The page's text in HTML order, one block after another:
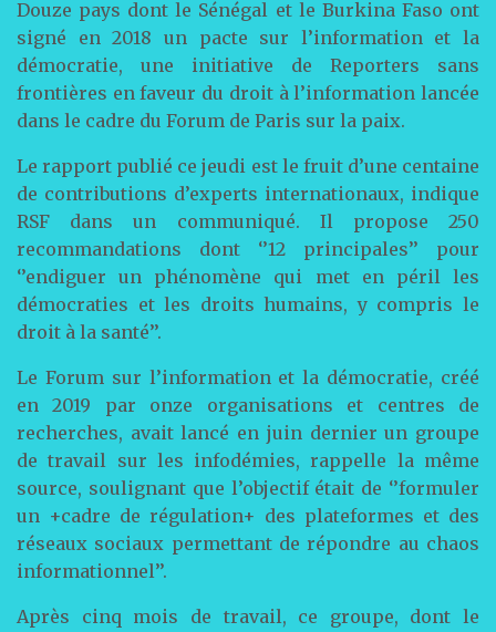
Douze pays dont le Sénégal et le Burkina Faso ont
signé en 2018 un pacte sur l’information et la
démocratie, une initiative de Reporters sans
frontières en faveur du droit à l’information lancée
dans le cadre du Forum de Paris sur la paix.
Le rapport publié ce jeudi est le fruit d’une centaine
de contributions d’experts internationaux, indique
RSF dans un communiqué. Il propose 250
recommandations dont ‘’12 principales’’ pour
‘’endiguer un phénomène qui met en péril les
démocraties et les droits humains, y compris le
droit à la santé’’.
Le Forum sur l’information et la démocratie, créé
en 2019 par onze organisations et centres de
recherches, avait lancé en juin dernier un groupe
de travail sur les infodémies, rappelle la même
source, soulignant que l’objectif était de ‘’formuler
un +cadre de régulation+ des plateformes et des
réseaux sociaux permettant de répondre au chaos
informationnel’’.
Après cinq mois de travail, ce groupe, dont le